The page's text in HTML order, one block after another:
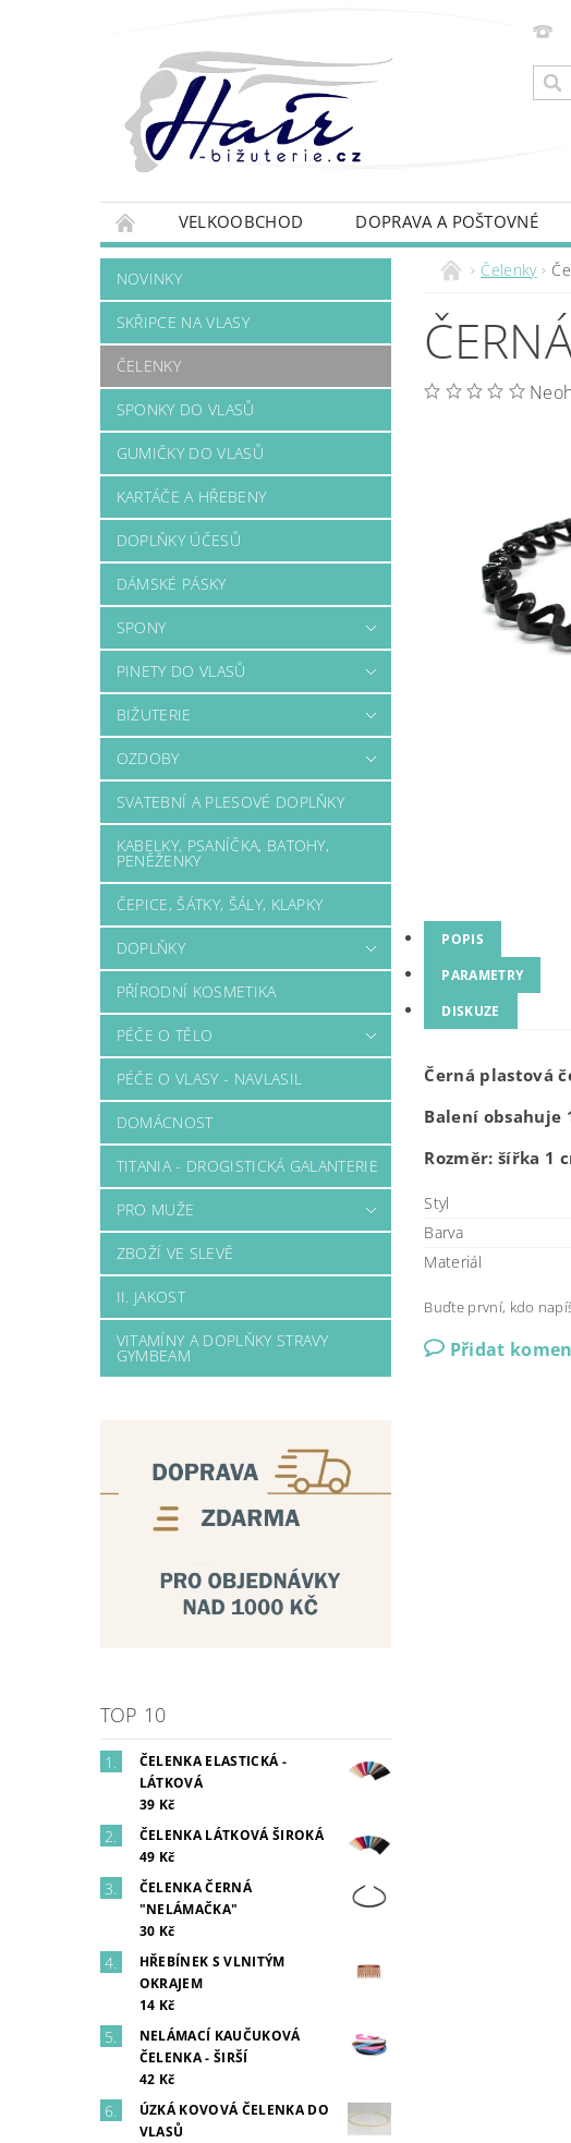
VELKOOBCHOD DOPRAVA A POŠTOVNÉ
NOVINKY
SKŘIPCE NA VLASY
ČELENKY
SPONKY DO VLASŮ
GUMIČKY DO VLASŮ
KARTÁČE A HŘEBENY
DOPLŇKY ÚČESŮ
DÁMSKÉ PÁSKY
SPONY
PINETY DO VLASŮ
BIŽUTERIE
OZDOBY
SVATEBNÍ A PLESOVÉ DOPLŇKY
KABELKY, PSANÍČKA, BATOHY,
PENĚŽENKY
ČEPICE, ŠÁTKY, ŠÁLY, KLAPKY
DOPLŇKY
PŘÍRODNÍ KOSMETIKA
PÉČE O TĚLO
PÉČE O VLASY - NAVLASIL
DOMÁCNOST
TITANIA - DROGISTICKÁ GALANTERIE
PRO MUŽE
ZBOŽÍ VE SLEVĚ
II. JAKOST
VITAMÍNY A DOPLŇKY STRAVY
GYMBEAM
TOP 10
ČELENKA ELASTICKÁ -
LÁTKOVÁ
39 Kč
ČELENKA LÁTKOVÁ ŠIROKÁ
49 Kč
ČELENKA ČERNÁ
"NELÁMAČKA"
30 Kč
HŘEBÍNEK S VLNITÝM
OKRAJEM
14 Kč
NELÁMACÍ KAUČUKOVÁ
ČELENKA - ŠIRŠÍ
42 Kč
ÚZKÁ KOVOVÁ ČELENKA DO
VLASŮ
Čelenky
POPIS
PARAMETRY
DISKUZE
Černá plastová
Balení obsahuje
Rozměr: šířka 1
Styl
Barva
Materiál
Buďte první, kdo
Přidat